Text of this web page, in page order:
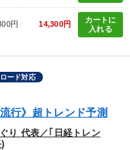
円 14,300円
カートに
入れる
ード対応
行》超トレンド予測
り 代表／｢日経トレン